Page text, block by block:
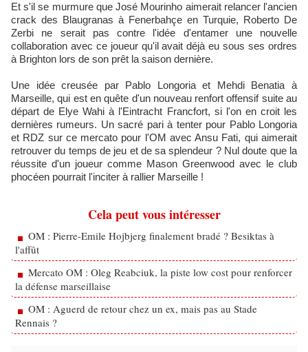
Et s'il se murmure que José Mourinho aimerait relancer l'ancien
crack des Blaugranas à Fenerbahçe en Turquie, Roberto De
Zerbi ne serait pas contre l'idée d'entamer une nouvelle
collaboration avec ce joueur qu'il avait déjà eu sous ses ordres
à Brighton lors de son prêt la saison dernière.
Une idée creusée par Pablo Longoria et Mehdi Benatia à
Marseille, qui est en quête d'un nouveau renfort offensif suite au
départ de Elye Wahi à l'Eintracht Francfort, si l'on en croit les
dernières rumeurs. Un sacré pari à tenter pour Pablo Longoria
et RDZ sur ce mercato pour l'OM avec Ansu Fati, qui aimerait
retrouver du temps de jeu et de sa splendeur ? Nul doute que la
réussite d'un joueur comme Mason Greenwood avec le club
phocéen pourrait l'inciter à rallier Marseille !
Cela peut vous intéresser
OM : Pierre-Emile Hojbjerg finalement bradé ? Besiktas à
l'affût
Mercato OM : Oleg Reabciuk, la piste low cost pour renforcer
la défense marseillaise
OM : Aguerd de retour chez un ex, mais pas au Stade
Rennais ?